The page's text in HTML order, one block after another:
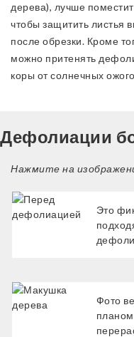
дерева), лучше
чтобы защитить листья
после обрезки. Кроме
можно притенять
коры от солнечных
Дефолиации
Нажмите на
Это
Фото